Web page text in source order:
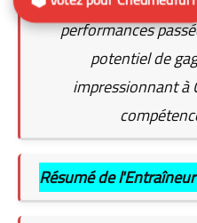
performances
potentiel de
impressionnant à
Résumé de